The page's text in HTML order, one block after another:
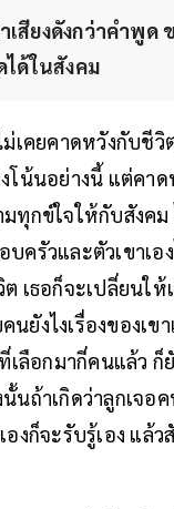
เสียงดังกว่าคำพูด
ได้ในสังคม
ม่เคยคาดหวังกับชี
โน้นอย่างนี้ แต่คา
มทุกข์ใจให้กับสังคม
ครัวและตัวเขาเอ
เธอก็จะเปลี่ยนให้
ยังไงเรื่องของเขา
เลือกมากี่คนแล้ว ก็
นถ้าเกิดว่าลูกเจอ
องก็จะรับรู้เอง แล้